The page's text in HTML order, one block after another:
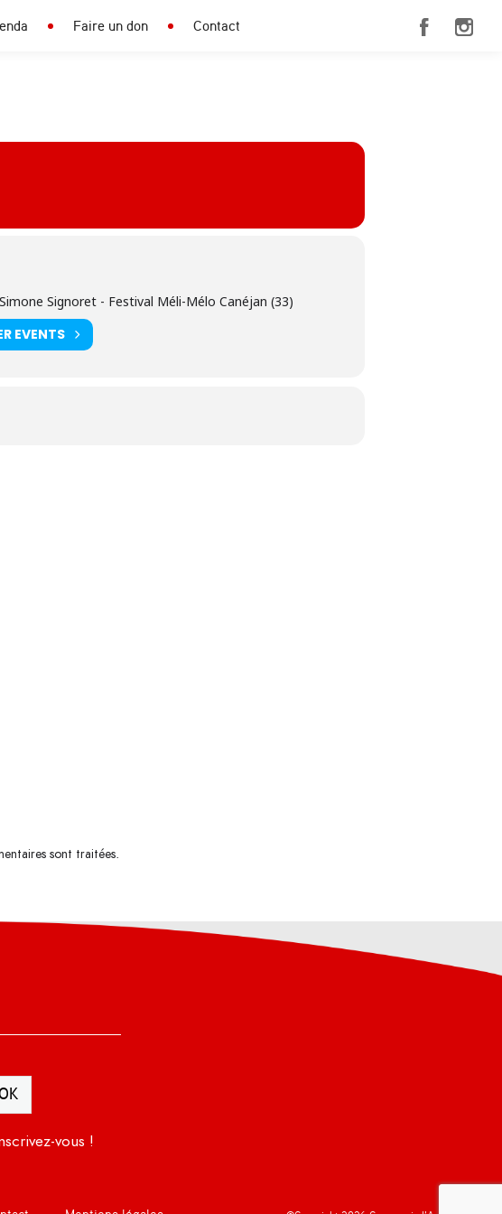
Faire un don Contact
Signoret - Festival Méli-Mélo Canéjan (33)
EVENTS
sont traitées.
vous !